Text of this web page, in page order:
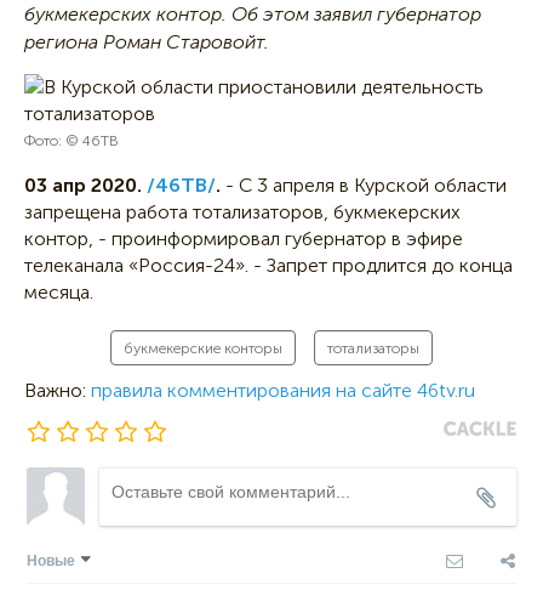
букмекерских контор. Об этом заявил губернатор
региона Роман Старовойт.
Фото: © 46ТВ
03 апр 2020. /46ТВ/. - С 3 апреля в Курской области
запрещена работа тотализаторов, букмекерских
контор, - проинформировал губернатор в эфире
телеканала «Россия-24». - Запрет продлится до конца
месяца.
букмекерские конторы тотализаторы
Важно: правила комментирования на сайте 46tv.ru
Новые